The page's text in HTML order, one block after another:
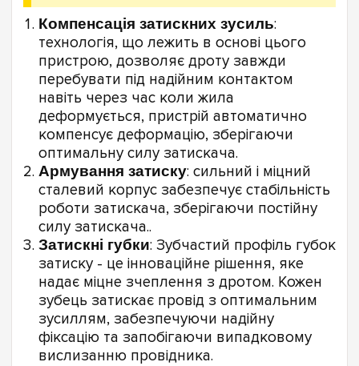
Компенсація затискних зусиль:
технологія, що лежить в основі цього
пристрою, дозволяє дроту завжди
перебувати під надійним контактом
навіть через час коли жила
деформується, пристрій автоматично
компенсує деформацію, зберігаючи
оптимальну силу затискача.
Армування затиску: сильний і міцний
сталевий корпус забезпечує стабільність
роботи затискача, зберігаючи постійну
силу затискача..
Затискні губки: Зубчастий профіль губок
затиску - це інноваційне рішення, яке
надає міцне зчеплення з дротом. Кожен
зубець затискає провід з оптимальним
зусиллям, забезпечуючи надійну
фіксацію та запобігаючи випадковому
вислизанню провідника.